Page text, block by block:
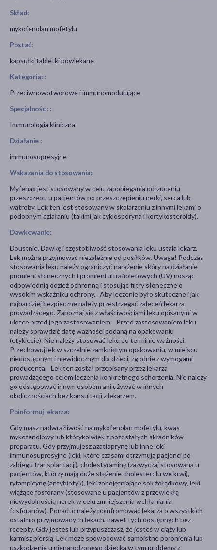
Skład:
mykofenolan mofetylu
Postać:
kapsułki tabletki powlekane
Kategoria: :
Przeciwnowotworowe i immunomodulujące
Specjalności: :
Immunologia kliniczna
Działanie :
immunosupresyjne
Wskazania do stosowania:
Myfenax jest stosowany w celu zapobiegania odrzuceniu
przeszczepu u pacjentów po przeszczepieniu nerki, serca lub
wątroby. Lek ten jest stosowany w skojarzeniu z innymi lekami o
podobnym działaniu (takimi jak cyklosporyna i kortykosteroidy).
Dawkowanie:
Doustnie. Dawkę i częstotliwość stosowania leku ustala lekarz.
Lek można przyjmować niezależnie od posiłków. Uwaga! Podczas
stosowania leku należy ograniczyć narażenie skóry na działanie
promieni słonecznych i promieni ultrafioletowych (UV) nosząc
odpowiednią odzież ochronną i stosując filtry słoneczne o
wysokim wskaźniku ochrony. Aby leczenie było skuteczne i jak
najbardziej bezpieczne należy przestrzegać zaleceń lekarza
prowadzącego. Zapoznaj się z właściwościami leku opisanymi w
ulotce przed jego zastosowaniem. Przed zastosowaniem leku
należy sprawdzić datę ważności podaną na opakowaniu
(etykiecie). Nie należy stosować leku po terminie ważności.
Przechowuj lek w szczelnie zamkniętym opakowaniu, w miejscu
niedostępnym i niewidocznym dla dzieci, zgodnie z wymogami
producenta. Lek ten został przepisany przez lekarza
prowadzącego celem leczenia konkretnego schorzenia. Nie należy
go odstępować innym osobom ani używać w innych
okolicznościach bez konsultacji z lekarzem.
Poinformuj lekarza:
Gdy masz nadwrażliwość na mykofenolan mofetylu, kwas
mykofenolowy lub którykolwiek z pozostałych składników
preparatu. Gdy przyjmujesz azatioprynę lub inne leki
immunosupresyjne (leki, które czasami otrzymują pacjenci po
zabiegu transplantacji), cholestyraminę (zazwyczaj stosowana u
pacjentów, którzy mają duże stężenie cholesterolu we krwi),
ryfampicynę (antybiotyk), leki zobojętniające sok żołądkowy, leki
wiążące fosforany (stosowane u pacjentów z przewlekłą
niewydolnością nerek w celu zmniejszenia wchłaniania
fosforanów). Ponadto należy poinfromować lekarza o wszystkich
ostatnio przyjmowanych lekach, nawet tych dostępnych bez
recepty. Gdy jesteś lub przypuszczasz, że jesteś w ciąży lub
karmisz piersią. Lek może spowodować samoistne poronienia lub
uszkodzenie u nienarodzonego dziecka w tym problemy z